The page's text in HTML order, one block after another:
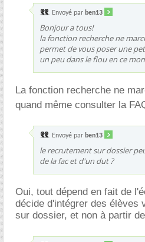
Envoyé par ben13
Bonjour a tous!
la fonction recherche ne
permet de vous poser une
un peu dans le flou en ce
La fonction recherche ne
quand même consulter la
Envoyé par ben13
le recrutement sur dossier
de la fac et d'un dut ?
Oui, tout dépend en fait de
décide d'intégrer des élèves
sur dossier, et non à partir